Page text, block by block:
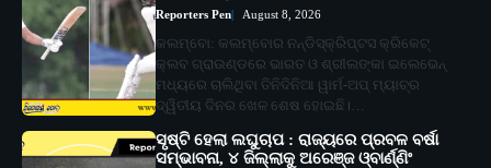
Reporters Pen August 8, 2026
କଲମ୍ବୋ: କଲମ୍ବୋର ନନ୍‌ଡିସ୍କ୍ରିପ୍ଟସ କ୍ରିକେଟ୍
କ୍ଲବ ଗ୍ରାଉଣ୍ଡରେ ଭାରତ ଓ ଶ୍ରୀଲଙ୍କା ଇଲେଭେନ୍‌
ମଧ୍ୟରେ ଚାଲିଥିବା ତିନିଦିନିଆ ୱାର୍ମ-ଅପ୍ ମ୍ୟାଚ୍‌ର
ଦ୍ୱିତୀୟ ଦିନର ଖେଳ ଶେଷ ହୋଇଛି।…
ସୃଷ୍ଟି ହେଲା ଲଘୁଚାପ : ରାଜ୍ୟରେ ପ୍ରବଳ ବର୍ଷା
ସମ୍ଭାବନା, ୪ ଜିଲ୍ଲାକୁ ଅରେଞ୍ଜ ଓ୍ବାର୍ଣ୍ଣିଂ